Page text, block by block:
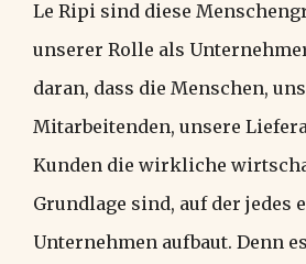
Le Ripi sind diese
unserer Rolle als
daran, dass die Menschen,
Mitarbeitenden, unsere
Kunden die wirkliche
Grundlage sind, auf der jedes
Unternehmen aufbaut. Denn